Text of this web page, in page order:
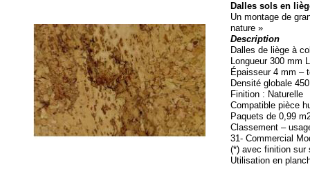
Dalles sols en
Un montage de
nature »
Description
Dalles de liège à
Longueur 300 mm
Épaisseur 4 mm –
Densité globale
Finition : Naturelle
Compatible pièce
Paquets de 0,99
Classement –
31- Commercial
(*) avec finition sur
Utilisation en